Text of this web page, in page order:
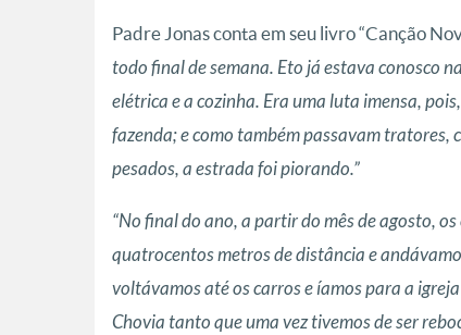
Padre Jonas conta em seu livro “Canção
todo final de semana. Eto já estava conosco
elétrica e a cozinha. Era uma luta imensa,
fazenda; e como também passavam tratores,
pesados, a estrada foi piorando.”
“No final do ano, a partir do mês de agosto,
quatrocentos metros de distância e
voltávamos até os carros e íamos para a
Chovia tanto que uma vez tivemos de ser